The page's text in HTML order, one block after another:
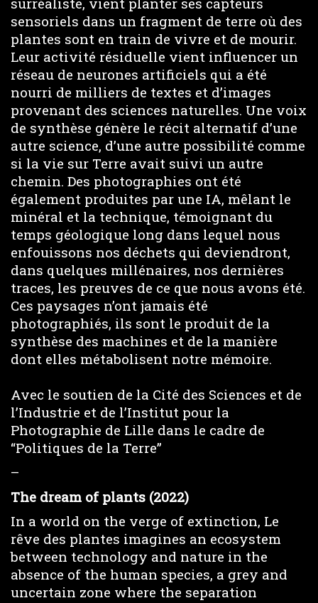
sensoriels dans un fragment de terre où des
plantes sont en train de vivre et de mourir.
Leur activité résiduelle vient influencer un
réseau de neurones artificiels qui a été
nourri de milliers de textes et d’images
provenant des sciences naturelles. Une voix
de synthèse génère le récit alternatif d’une
autre science, d’une autre possibilité comme
si la vie sur Terre avait suivi un autre
chemin. Des photographies ont été
également produites par une IA, mêlant le
minéral et la technique, témoignant du
temps géologique long dans lequel nous
enfouissons nos déchets qui deviendront,
dans quelques millénaires, nos dernières
traces, les preuves de ce que nous avons été.
Ces paysages n’ont jamais été
photographiés, ils sont le produit de la
synthèse des machines et de la manière
dont elles métabolisent notre mémoire.
Avec le soutien de la Cité des Sciences et de
l’Industrie et de l’Institut pour la
Photographie de Lille dans le cadre de
“Politiques de la Terre”
–
The dream of plants (2022)
In a world on the verge of extinction, Le
rêve des plantes imagines an ecosystem
between technology and nature in the
absence of the human species, a grey and
uncertain zone where the separation